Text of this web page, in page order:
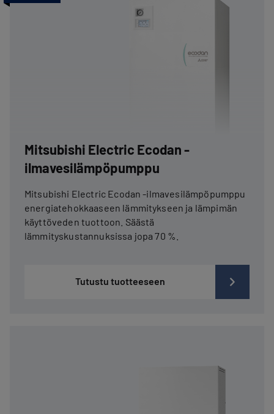
Mitsubishi Electric Ecodan -
ilmavesilämpöpumppu
Mitsubishi Electric Ecodan -ilmavesilämpöpumppu
energiatehokkaaseen lämmitykseen ja lämpimän
käyttöveden tuottoon. Säästä
lämmityskustannuksissa jopa 70 %.
Tutustu tuotteeseen